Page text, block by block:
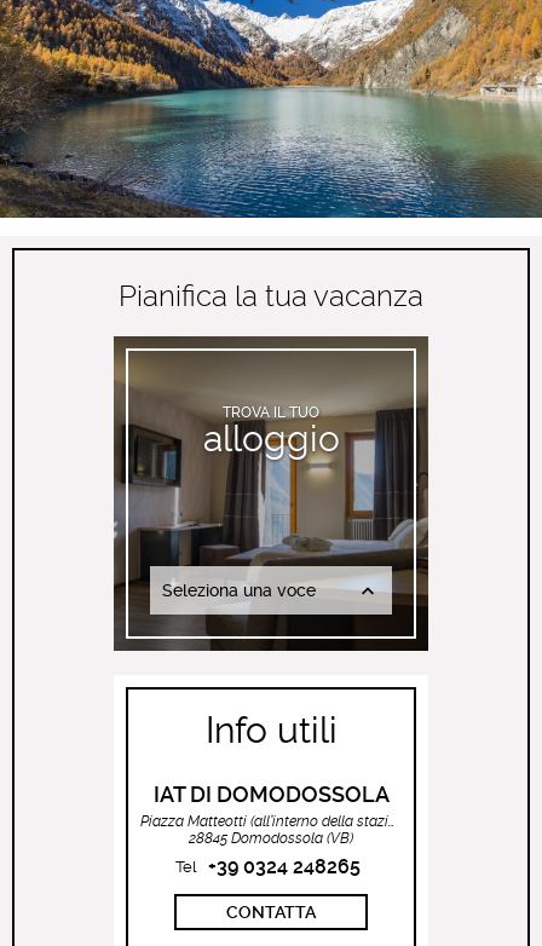
Pianifica la tua vacanza
TROVA IL TUO
alloggio
Seleziona una voce
Info utili
IAT DI DOMODOSSOLA
28845 Domodossola (VB)
Tel +39 0324 248265
CONTATTA